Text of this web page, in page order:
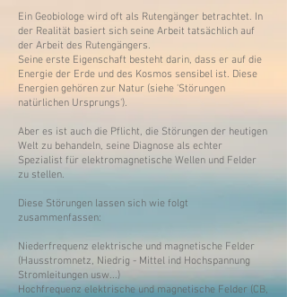
Ein Geobiologe wird oft als Rutengänger betrachtet. In
der Realität basiert sich seine Arbeit tatsächlich auf
der Arbeit des Rutengängers.
Seine erste Eigenschaft besteht darin, dass er auf die
Energie der Erde und des Kosmos sensibel ist. Diese
Energien gehören zur Natur (siehe 'Störungen
natürlichen Ursprungs').
Aber es ist auch die Pflicht, die Störungen der heutigen
Welt zu behandeln, seine Diagnose als echter
Spezialist für elektromagnetische Wellen und Felder
zu stellen.
Diese Störungen lassen sich wie folgt
zusammenfassen:
Niederfrequenz elektrische und magnetische Felder
(Hausstromnetz, Niedrig - Mittel ind Hochspannung
Stromleitungen usw...)
Hochfrequenz elektrische und magnetische Felder (CB,